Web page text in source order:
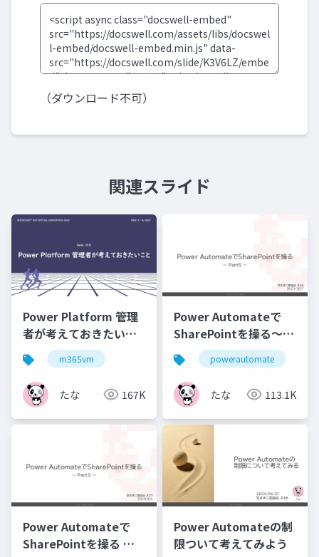
（ダウンロード不可）
関連スライド
Power Platform 管理
者が考えておきたいこ
と
m365vm
たな 167K
Power Automateで
SharePointを操る～
Part5～powerautomate
たな 113.1K
Power Automateで
SharePointを操る ～
Power Automateの制
限ついて考えてみよう